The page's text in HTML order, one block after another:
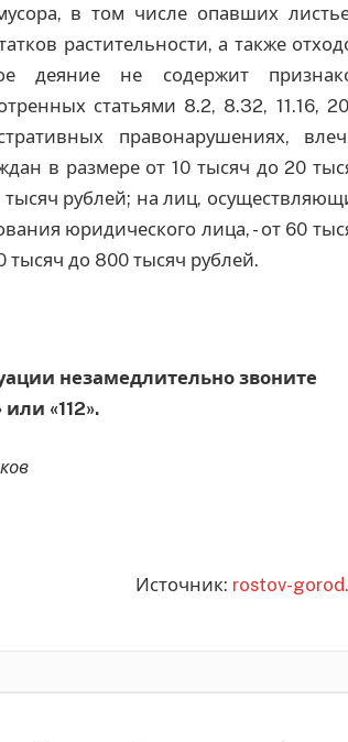
в том числе опавших
растительности, а также
деяние не содержит
статьями 8.2, 8.32, 11.16,
правонарушениях,
в размере от 10 тысяч до 20
рублей; на лиц,
юридического лица, - от 60
тысяч до 800 тысяч рублей.
незамедлительно звоните
«112».
Источник: rostov-